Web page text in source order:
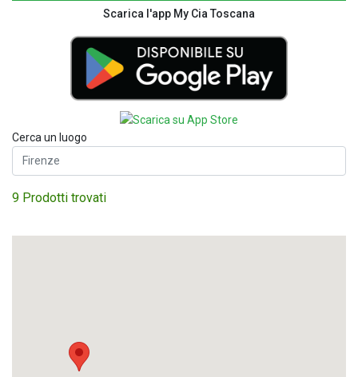
Scarica l'app My Cia Toscana
Cerca un luogo
9 Prodotti trovati